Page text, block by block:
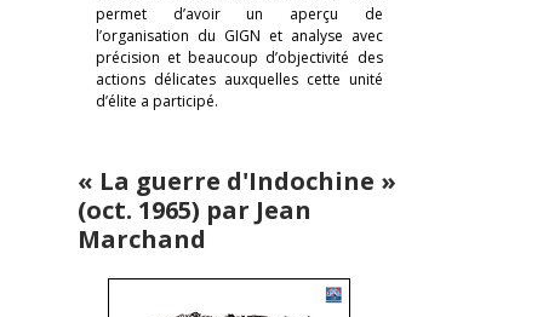
permet d’avoir un aperçu de
l’organisation du GIGN et analyse avec
précision et beaucoup d’objectivité des
actions délicates auxquelles cette unité
d’élite a participé.
« La guerre d'Indochine »
(oct. 1965) par Jean
Marchand